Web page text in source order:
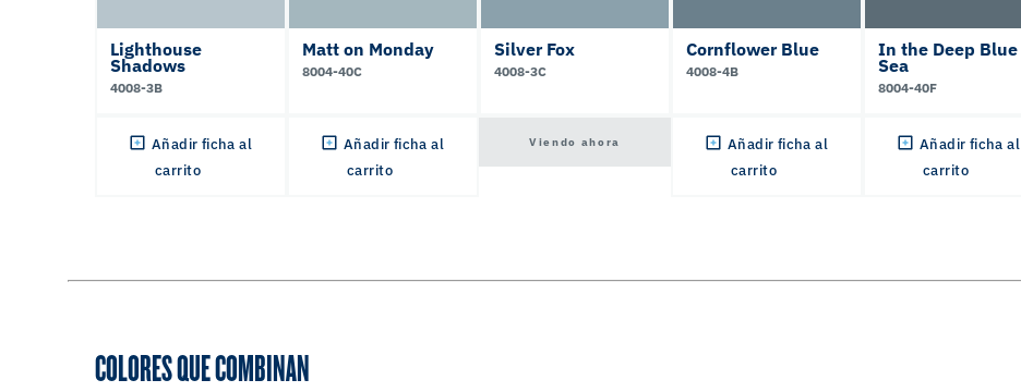
Lighthouse
Shadows
4008-3B
Añadir ficha al
carrito
Matt on Monday
8004-40C
Añadir ficha al
carrito
Silver Fox
4008-3C
Viendo ahora
Cornflower Blue
4008-4B
Añadir ficha al
carrito
In the Deep Blue
Sea
8004-40F
Añadir ficha al
carrito
COLORES QUE COMBINAN